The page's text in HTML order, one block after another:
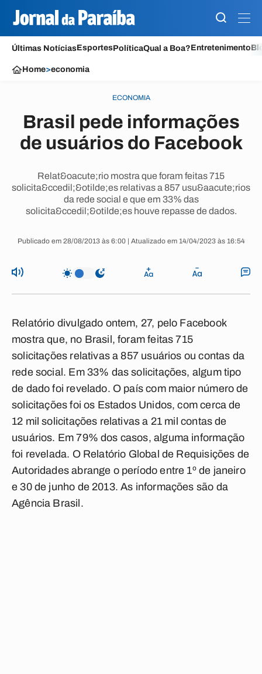
Últimas NotíciasEsportesPolíticaQual a Boa?Entretenimento
Home>economia
ECONOMIA
Brasil pede informações
de usuários do Facebook
Relat&oacute;rio mostra que foram feitas 715
solicita&ccedil;&otilde;es relativas a 857 usu&aacute;rios
da rede social e que em 33% das
solicita&ccedil;&otilde;es houve repasse de dados.
Publicado em 28/08/2013 às 6:00 | Atualizado em 14/04/2023 às 16:54
Relatório divulgado ontem, 27, pelo Facebook
mostra que, no Brasil, foram feitas 715
solicitações relativas a 857 usuários ou contas da
rede social. Em 33% das solicitações, algum tipo
de dado foi revelado. O país com maior número de
solicitações foi os Estados Unidos, com cerca de
12 mil solicitações relativas a 21 mil contas de
usuários. Em 79% dos casos, alguma informação
foi revelada. O Relatório Global de Requisições de
Autoridades abrange o período entre 1º de janeiro
e 30 de junho de 2013. As informações são da
Agência Brasil.